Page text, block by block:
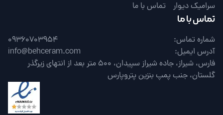
سرامیک دیوار
تماس با ما
تماس با ما
شماره تماس:
09360703954
آدرس ایمیل:
info@behceram.com
فارس، شیراز، جاده شیراز سپیدان، 500 متر بعد از انتهای زیرگذر
گلستان، جنب پمپ بنزین پتروپارس